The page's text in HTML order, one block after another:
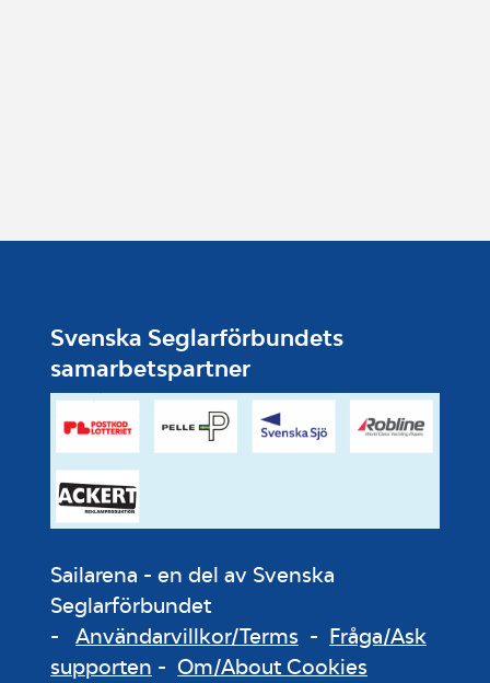
Svenska Seglarförbundets
samarbetspartner
Sailarena - en del av Svenska
Seglarförbundet
- Användarvillkor/Terms - Fråga/Ask
supporten - Om/About Cookies